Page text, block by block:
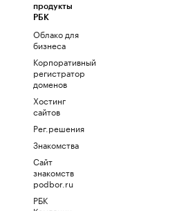
продукты
РБК
Облако для
бизнеса
Корпоративный
регистратор
доменов
Хостинг
сайтов
Рег.решения
Знакомства
Сайт
знакомств
podbor.ru
РБК